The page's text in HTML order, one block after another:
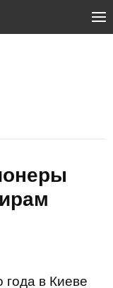
года в Киеве